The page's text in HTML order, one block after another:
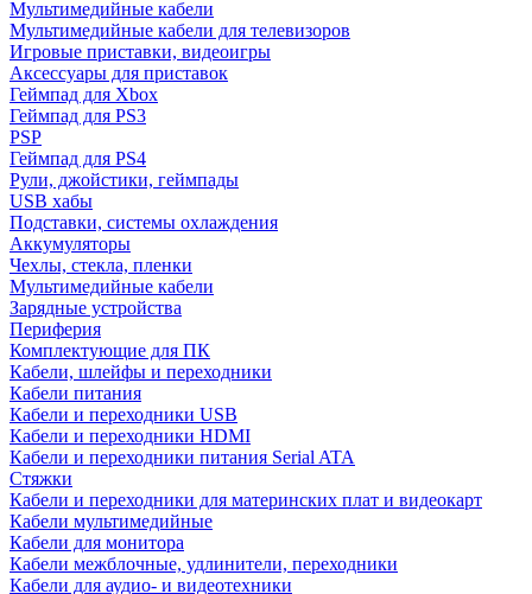
Мультимедийные кабели
Мультимедийные кабели для телевизоров
Игровые приставки, видеоигры
Аксессуары для приставок
Геймпад для Xbox
Геймпад для PS3
PSP
Геймпад для PS4
Рули, джойстики, геймпады
USB хабы
Подставки, системы охлаждения
Аккумуляторы
Чехлы, стекла, пленки
Мультимедийные кабели
Зарядные устройства
Периферия
Комплектующие для ПК
Кабели, шлейфы и переходники
Кабели питания
Кабели и переходники USB
Кабели и переходники HDMI
Кабели и переходники питания Serial ATA
Стяжки
Кабели и переходники для материнских плат и видеокарт
Кабели мультимедийные
Кабели для монитора
Кабели межблочные, удлинители, переходники
Кабели для аудио- и видеотехники